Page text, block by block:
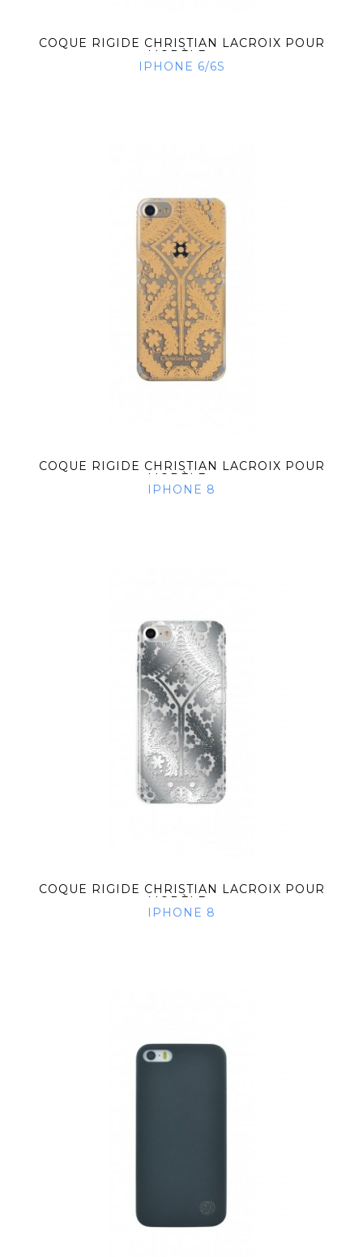
COQUE RIGIDE CHRISTIAN LACROIX POUR
MODÈLE...
IPHONE 6/6S
COQUE RIGIDE CHRISTIAN LACROIX POUR
MODÈLE...
IPHONE 8
COQUE RIGIDE CHRISTIAN LACROIX POUR
MODÈLE...
IPHONE 8